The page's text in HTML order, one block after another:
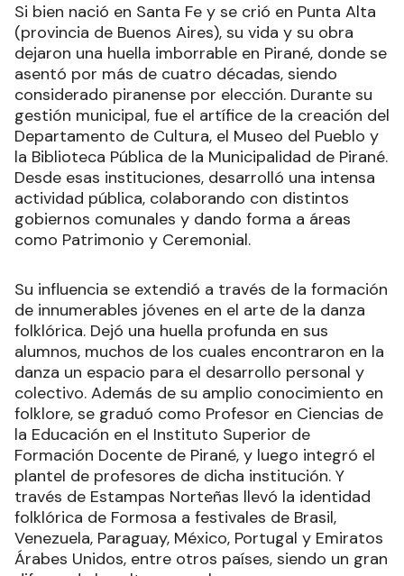
Si bien nació en Santa Fe y se crió en Punta Alta
(provincia de Buenos Aires), su vida y su obra
dejaron una huella imborrable en Pirané, donde se
asentó por más de cuatro décadas, siendo
considerado piranense por elección. Durante su
gestión municipal, fue el artífice de la creación del
Departamento de Cultura, el Museo del Pueblo y
la Biblioteca Pública de la Municipalidad de Pirané.
Desde esas instituciones, desarrolló una intensa
actividad pública, colaborando con distintos
gobiernos comunales y dando forma a áreas
como Patrimonio y Ceremonial.
Su influencia se extendió a través de la formación
de innumerables jóvenes en el arte de la danza
folklórica. Dejó una huella profunda en sus
alumnos, muchos de los cuales encontraron en la
danza un espacio para el desarrollo personal y
colectivo. Además de su amplio conocimiento en
folklore, se graduó como Profesor en Ciencias de
la Educación en el Instituto Superior de
Formación Docente de Pirané, y luego integró el
plantel de profesores de dicha institución. Y
través de Estampas Norteñas llevó la identidad
folklórica de Formosa a festivales de Brasil,
Venezuela, Paraguay, México, Portugal y Emiratos
Árabes Unidos, entre otros países, siendo un gran